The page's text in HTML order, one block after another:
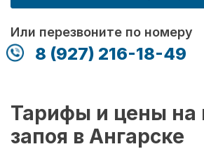
Или перезвоните по номеру
8 (927) 216-18-49
Тарифы и цены на
запоя в Ангарске